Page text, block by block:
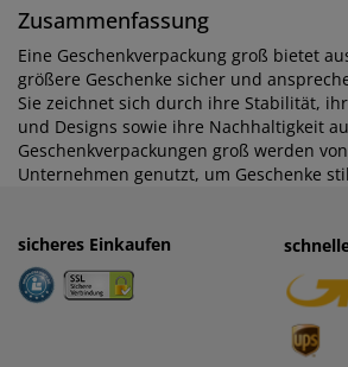
Zusammenfassung
Eine Geschenkverpackung groß bietet
größere Geschenke sicher und
Sie zeichnet sich durch ihre Stabilität,
und Designs sowie ihre Nachhaltigkeit
Geschenkverpackungen groß werden
Unternehmen genutzt, um Geschenke
sicheres Einkaufen
·
·